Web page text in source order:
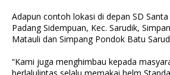
Adapun contoh lokasi di depan SD Santa
Padang Sidempuan, Kec. Sarudik,
Matauli dan Simpang Pondok Batu
“Kami juga menghimbau kepada